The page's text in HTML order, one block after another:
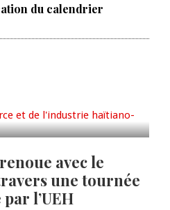
du calendrier
et de
africaine
cérémonie du
avec le
une tournée
l’UEH